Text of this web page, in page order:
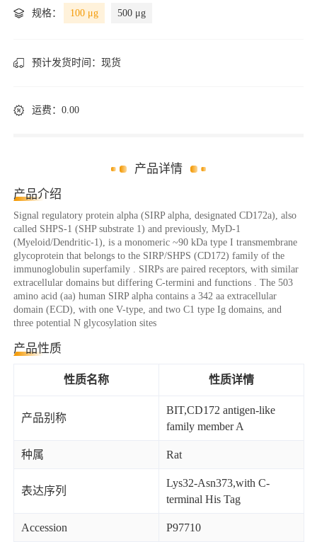
规格： 100 μg 500 μg
预计发货时间： 现货
运费：0.00
产品详情
产品介绍
Signal regulatory protein alpha (SIRP alpha, designated CD172a), also
called SHPS-1 (SHP substrate 1) and previously, MyD-1
(Myeloid/Dendritic-1), is a monomeric ~90 kDa type I transmembrane
glycoprotein that belongs to the SIRP/SHPS (CD172) family of the
immunoglobulin superfamily . SIRPs are paired receptors, with similar
extracellular domains but differing C-termini and functions . The 503
amino acid (aa) human SIRP alpha contains a 342 aa extracellular
domain (ECD), with one V-type, and two C1 type Ig domains, and
three potential N glycosylation sites
产品性质
性质名称 性质详情
产品别称
BIT,CD172 antigen-like
family member A
种属 Rat
表达序列
Lys32-Asn373,with C-
terminal His Tag
Accession P97710